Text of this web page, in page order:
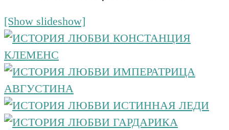
[Show slideshow]